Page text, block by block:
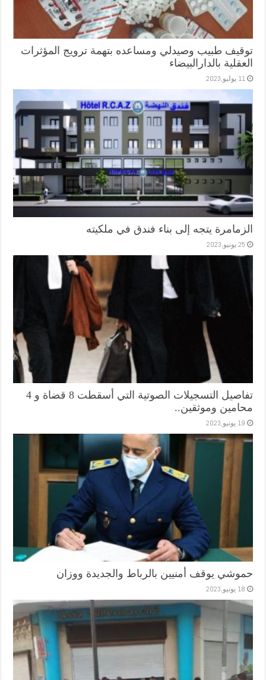
توقيف طبيب وصيدلي ومساعده بتهمة ترويج المؤثرات
العقلية بالدارالبيضاء
11 يوليو,2023
الزمامرة يتجه إلى بناء فندق في ملكيته
25 يونيو,2023
تفاصيل التسجيلات الصوتية التي أسقطت 8 قضاة و 4
محامين وموثقين..
19 يونيو,2023
حموشي يوقف أمنيين بالرباط والجديدة ووزان
18 يونيو,2023